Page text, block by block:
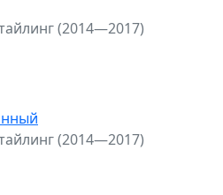
(2014—2017)
(2014—2017)